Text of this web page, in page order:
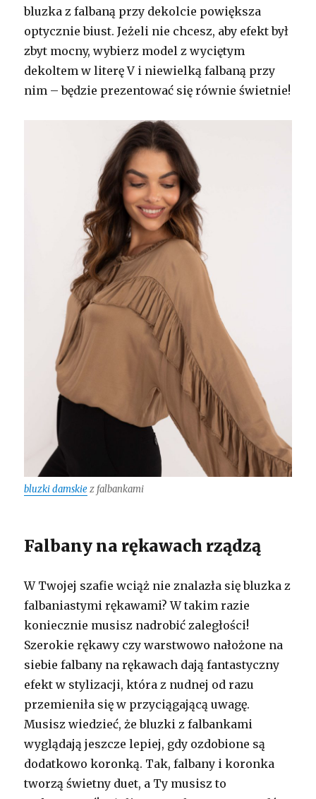
bluzka z falbaną przy dekolcie powiększa
optycznie biust. Jeżeli nie chcesz, aby efekt był
zbyt mocny, wybierz model z wyciętym
dekoltem w literę V i niewielką falbaną przy
nim – będzie prezentować się równie świetnie!
bluzki damskiez falbankami
Falbany na rękawach rządzą
W Twojej szafie wciąż nie znalazła się bluzka z
falbaniastymi rękawami? W takim razie
koniecznie musisz nadrobić zaległości!
Szerokie rękawy czy warstwowo nałożone na
siebie falbany na rękawach dają fantastyczny
efekt w stylizacji, która z nudnej od razu
przemieniła się w przyciągającą uwagę.
Musisz wiedzieć, że bluzki z falbankami
wyglądają jeszcze lepiej, gdy ozdobione są
dodatkowo koronką. Tak, falbany i koronka
tworzą świetny duet, a Ty musisz to